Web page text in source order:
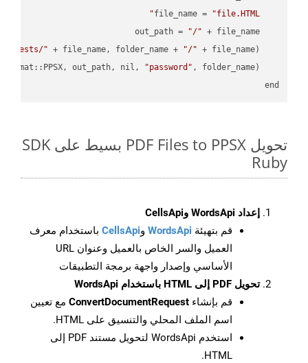
    file_name =
"file.HTML"
    out_path =
"/"
" + file_name, folder_name +
"/"
"password"
end
تحويل PDF Files to PPSX بسيط على SDK
Ruby
إعداد WordsApi وCellsApi
قم بتهيئة WordsApi وCellsApi باستخدام معرف
العميل والسر الخاص بالعميل وعنوان URL
الأساسي وإصدار واجهة برمجة التطبيقات
تحويل PDF إلى HTML باستخدام WordsApi
قم بإنشاء ConvertDocumentRequest مع تعيين
اسم الملف المحلي والتنسيق على HTML.
استخدم WordsApi لتحويل مستند PDF إلى
HTML.